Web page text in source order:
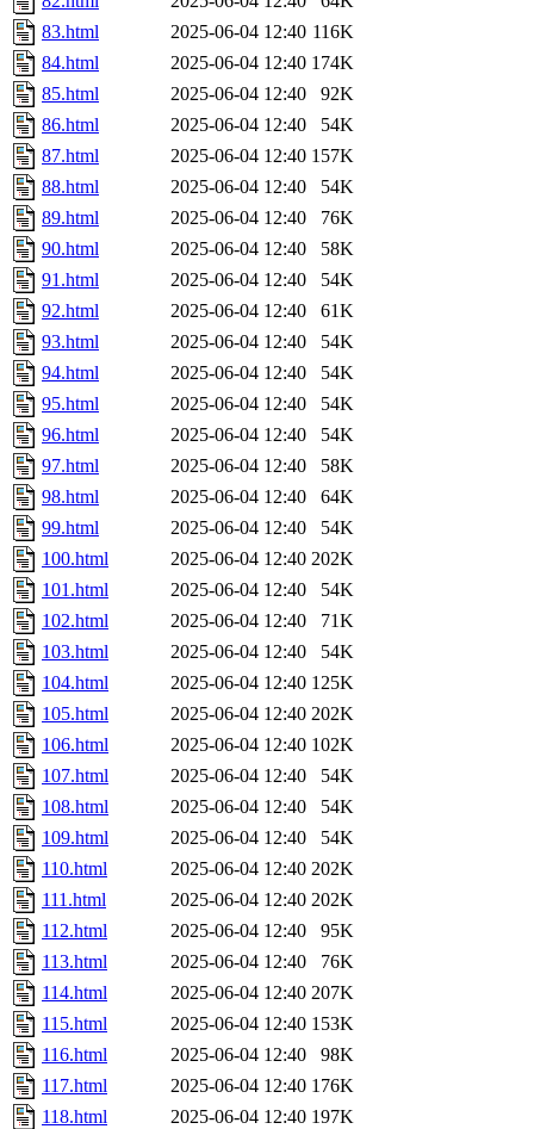
83.html
2025-06-04 12:40 116K
84.html
2025-06-04 12:40 174K
85.html
2025-06-04 12:40
92K
86.html
2025-06-04 12:40
54K
87.html
2025-06-04 12:40 157K
88.html
2025-06-04 12:40
54K
89.html
2025-06-04 12:40
76K
90.html
2025-06-04 12:40
58K
91.html
2025-06-04 12:40
54K
92.html
2025-06-04 12:40
61K
93.html
2025-06-04 12:40
54K
94.html
2025-06-04 12:40
54K
95.html
2025-06-04 12:40
54K
96.html
2025-06-04 12:40
54K
97.html
2025-06-04 12:40
58K
98.html
2025-06-04 12:40
64K
99.html
2025-06-04 12:40
54K
100.html
2025-06-04 12:40 202K
101.html
2025-06-04 12:40
54K
102.html
2025-06-04 12:40
71K
103.html
2025-06-04 12:40
54K
104.html
2025-06-04 12:40 125K
105.html
2025-06-04 12:40 202K
106.html
2025-06-04 12:40 102K
107.html
2025-06-04 12:40
54K
108.html
2025-06-04 12:40
54K
109.html
2025-06-04 12:40
54K
110.html
2025-06-04 12:40 202K
111.html
2025-06-04 12:40 202K
112.html
2025-06-04 12:40
95K
113.html
2025-06-04 12:40
76K
114.html
2025-06-04 12:40 207K
115.html
2025-06-04 12:40 153K
116.html
2025-06-04 12:40
98K
117.html
2025-06-04 12:40 176K
118.html
2025-06-04 12:40 197K